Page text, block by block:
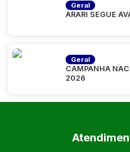
Geral
ARARI SEGUE
Geral
CAMPANHA
2026